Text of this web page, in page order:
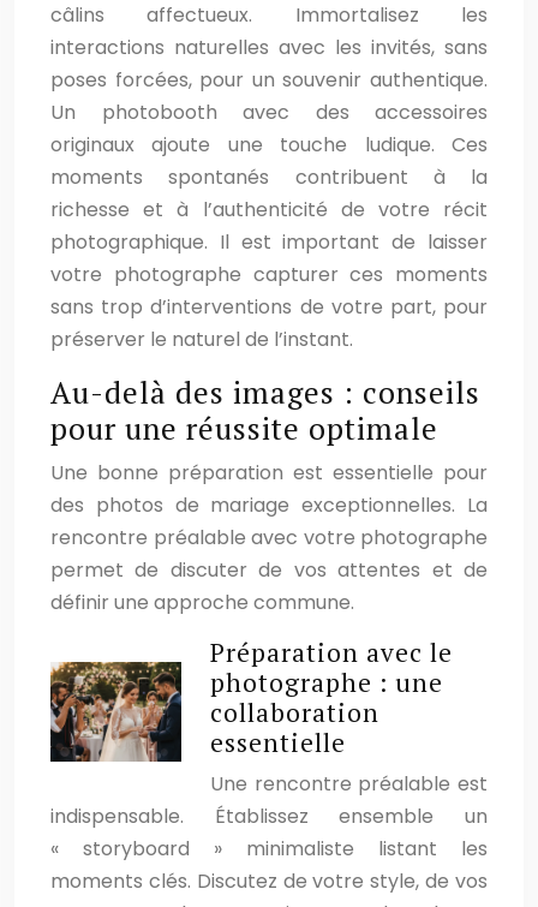
câlins affectueux. Immortalisez les
interactions naturelles avec les invités, sans
poses forcées, pour un souvenir authentique.
Un photobooth avec des accessoires
originaux ajoute une touche ludique. Ces
moments spontanés contribuent à la
richesse et à l’authenticité de votre récit
photographique. Il est important de laisser
votre photographe capturer ces moments
sans trop d’interventions de votre part, pour
préserver le naturel de l’instant.
Au-delà des images : conseils
pour une réussite optimale
Une bonne préparation est essentielle pour
des photos de mariage exceptionnelles. La
rencontre préalable avec votre photographe
permet de discuter de vos attentes et de
définir une approche commune.
Préparation avec le
photographe : une
collaboration
essentielle
Une rencontre préalable est
indispensable. Établissez ensemble un
« storyboard » minimaliste listant les
moments clés. Discutez de votre style, de vos